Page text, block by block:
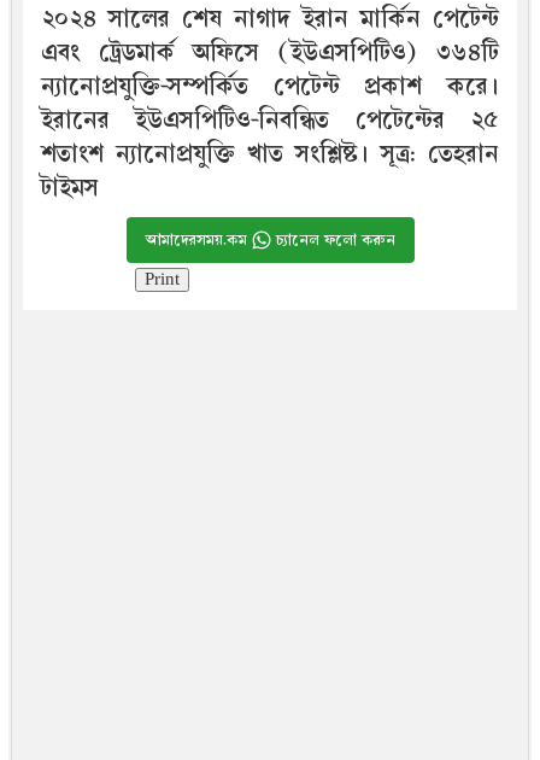
২০২৪ সালের শেষ নাগাদ ইরান মার্কিন পেটেন্ট
এবং ট্রেডমার্ক অফিসে (ইউএসপিটিও) ৩৬৪টি
ন্যানোপ্রযুক্তি-সম্পর্কিত পেটেন্ট প্রকাশ করে।
ইরানের ইউএসপিটিও-নিবন্ধিত পেটেন্টের ২৫
শতাংশ ন্যানোপ্রযুক্তি খাত সংশ্লিষ্ট। সূত্র: তেহরান
টাইমস
আমাদেরসময়.কম চ্যানেল ফলো করুন
Print